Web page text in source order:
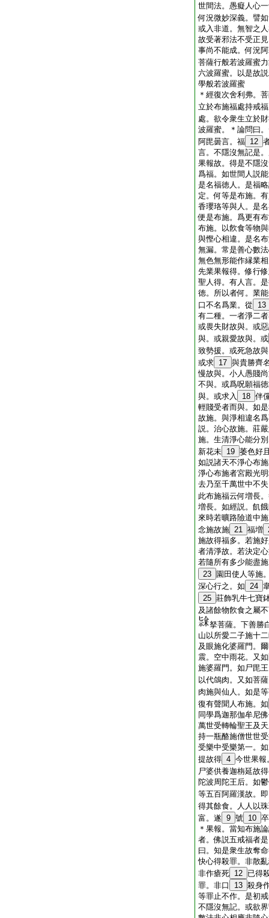
世間法。愚癡人心
何況微妙深義。譬
或入非道。無智之
故受著邪法不受正
事尚不能成。何況
菩薩行般若波羅蜜
六波羅蜜。以是故
學般若波羅蜜
＊ 經復次舍利弗。
立於布施福處持戒
處。欲令衆生立於
波羅蜜。＊ 論問曰
阿毘曇言。福 12
言。不隱沒無記是
果報故。得是不隱
爲福。如世間人説
是名福徳人。是福
定。何等是布施。
香瓔珞等與人。是
便是布施。爲更有
布施。以飮食等物
與慳心相違。是名
無漏。常是善心數
無色無形能作縁業
先業果報得。修行
聖人得。有人言。
徳。所以者何。業
口不名爲業。從
13
有二種。一者淨二
或畏失財故與。或
與。或親愛故與。或
致勢援。或死急故
或求 17 與貴勝齊
慢故與。小人愚賤
不與。或爲呪願福
與。或求入
18 伴
輕賤受者而與。如
故施。與淨相違名
説。治心故施。莊
施。生清淨心能分
新花未 19 萎色好
如説諸天不淨心布
淨心布施者宮殿光
去乃至千萬世中不
此布施福云何増長
増長。如經説。飢
來時若曠路險道中
念施故施 21 福増
施故得福多。若施
者清淨故。若決定
若隨所有多少能盡
23 園田使人等施
深心行之。如 24
25 莊飾乳牛七寶
及諸餘物飮食之屬
拏菩薩。下善勝
山以所愛二子施十
及眼施化婆羅門。
震。空中雨花。又
施婆羅門。如尸毘
以代鴿肉。又如菩
肉施與仙人。如是
復有聲聞人布施。如
同學爲迦那伽牟尼
萬世受轉輪聖王及
持一瓶酪施僧世世
受樂中受樂第一。
提故得 4 今世果報
尸婆供養迦栴延故
陀波周陀王后。如
等五百阿羅漢故。
得其餘食。人人以
富。遂 9 號 10 卒
＊果報。當知布施
者。佛説五戒福者
曰。知是衆生故奪
快心得殺罪。非散
非作瘡死 12 已得
罪。非口
13 殺身
等罪止不作。是初
不隱沒無記。或欲